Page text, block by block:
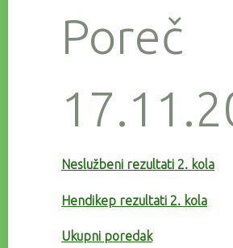
Poreč
Neslužbeni rezultati 2. kola
Hendikep rezultati 2. kola
Ukupni poredak